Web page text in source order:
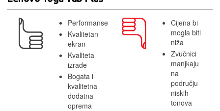
Performanse
Kvalitetan
ekran
Kvaliteta
izrade
Bogata i
kvalitetna
dodatna
oprema
Cijena bi
mogla biti
niža
Zvučnici
manjkaju
na
području
niskih
tonova